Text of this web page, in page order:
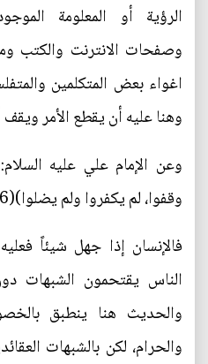
الرؤية أو المعلومة
وصفحات الانترنت والكتب
اغواء بعض المتكلمين
وهنا عليه أن يقطع الأمر
وعن الإمام علي عليه
وقفوا، لم يكفروا ولم يضلوا)(6).
فالإنسان إذا جهل شيئاً
الناس يقتحمون الشبهات
والحديث هنا ينطبق
والحرام، لكن بالشبهات